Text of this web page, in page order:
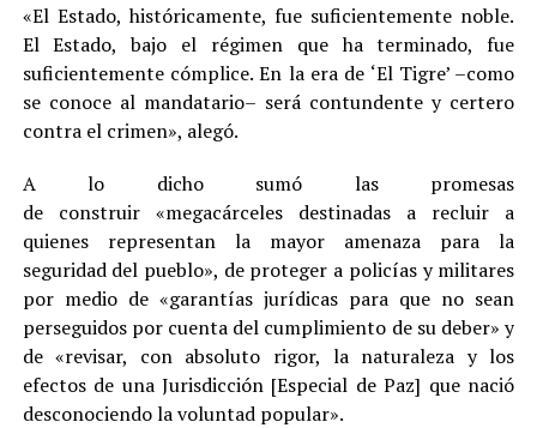
«El Estado, históricamente, fue suficientemente noble.
El Estado, bajo el régimen que ha terminado, fue
suficientemente cómplice. En la era de ‘El Tigre’ –como
se conoce al mandatario– será contundente y certero
contra el crimen», alegó.
A lo dicho sumó las promesas
de construir «megacárceles destinadas a recluir a
quienes representan la mayor amenaza para la
seguridad del pueblo», de proteger a policías y militares
por medio de «garantías jurídicas para que no sean
perseguidos por cuenta del cumplimiento de su deber» y
de «revisar, con absoluto rigor, la naturaleza y los
efectos de una Jurisdicción [Especial de Paz] que nació
desconociendo la voluntad popular».